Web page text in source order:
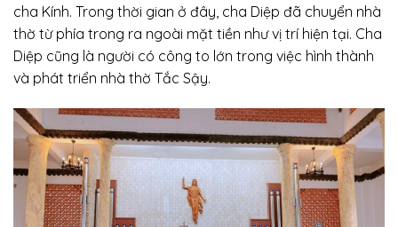
cha Kính. Trong thời gian ở đây, cha Diệp đã chuyển nhà
thờ từ phía trong ra ngoài mặt tiền như vị trí hiện tại. Cha
Diệp cũng là người có công to lớn trong việc hình thành
và phát triển nhà thờ Tắc Sậy.